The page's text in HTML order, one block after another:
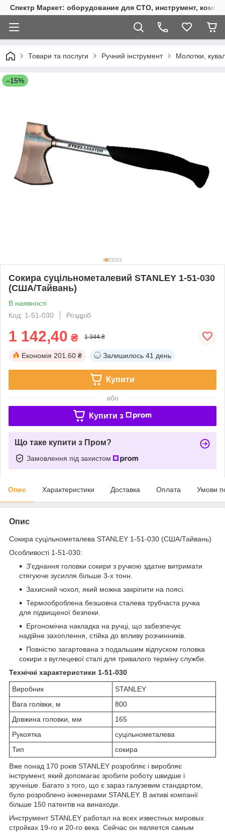
Спектр Маркет: оборудование для СТО, инструмент,
Товари та послуги Ручний інструмент Молотки,
–15%
Сокира суцільнометалевий STANLEY 1-51-030
(США/Тайвань)
В наявності
Код: 1-51-030
Роздріб
1 142,40 ₴ 1 344 ₴
Економія 201.60 ₴ Залишилось 41 день
Купити
або
Купити з
Що таке купити з Пром?
Замовлення під захистом
Опис Характеристики Доставка Оплата Умови
Опис
Сокира суцільнометалева STANLEY 1-51-030 (США/Тайвань)
Особливості 1-51-030:
З'єднання головки сокири з ручкою здатне витримати
стягуюче зусилля більше 3-х тонн.
Захисний чохол, який можна закріпити на поясі.
Термооброблена безшовна сталева трубчаста ручка
для підвищеної безпеки.
Ергономічна накладка на ручці, що забезпечує
надійне захоплення, стійка до впливу розчинників.
Повністю загартована з подальшим відпуском головка
сокири з вуглецевої сталі для тривалого терміну служби.
Технічні характеристики 1-51-030
Виробник
STANLEY
Вага голівки, м
800
Довжина головки, мм
165
Рукоятка
суцільнометалева
Тип
сокира
Вже понад 170 років STANLEY розробляє і виробляє
інструмент, який допомагає зробити роботу швидше і
зручніше. Багато з того, що є зараз галузевим стандартом,
було розроблено інженерами STANLEY. В активі компанії
більше 150 патентів на винаходи.
Инструмент STANLEY работал на всех известных мировых
стройках 19-го и 20-го века. Сейчас он является самым